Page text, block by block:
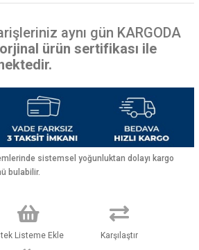
aynı gün KARGODA
ürün sertifikası ile
sistemsel yoğunluktan dolayı kargo
bulabilir.
Listeme Ekle Karşılaştır